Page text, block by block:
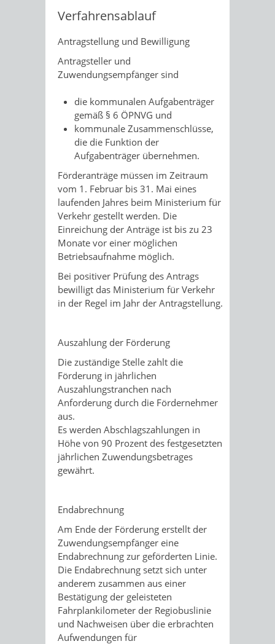
Verfahrensablauf
Antragstellung und Bewilligung
Antragsteller und
Zuwendungsempfänger sind
die kommunalen Aufgabenträger
gemäß § 6 ÖPNVG und
kommunale Zusammenschlüsse,
die die Funktion der
Aufgabenträger übernehmen.
Förderanträge müssen im Zeitraum
vom 1. Februar bis 31. Mai eines
laufenden Jahres beim Ministerium für
Verkehr gestellt werden. Die
Einreichung der Anträge ist bis zu 23
Monate vor einer möglichen
Betriebsaufnahme möglich.
Bei positiver Prüfung des Antrags
bewilligt das Ministerium für Verkehr
in der Regel im Jahr der Antragstellung.
Auszahlung der Förderung
Die zuständige Stelle zahlt die
Förderung in jährlichen
Auszahlungstranchen nach
Anforderung durch die Fördernehmer
aus.
Es werden Abschlagszahlungen in
Höhe von 90 Prozent des festgesetzten
jährlichen Zuwendungsbetrages
gewährt.
Endabrechnung
Am Ende der Förderung erstellt der
Zuwendungsempfänger eine
Endabrechnung zur geförderten Linie.
Die Endabrechnung setzt sich unter
anderem zusammen aus einer
Bestätigung der geleisteten
Fahrplankilometer der Regiobuslinie
und Nachweisen über die erbrachten
Aufwendungen für